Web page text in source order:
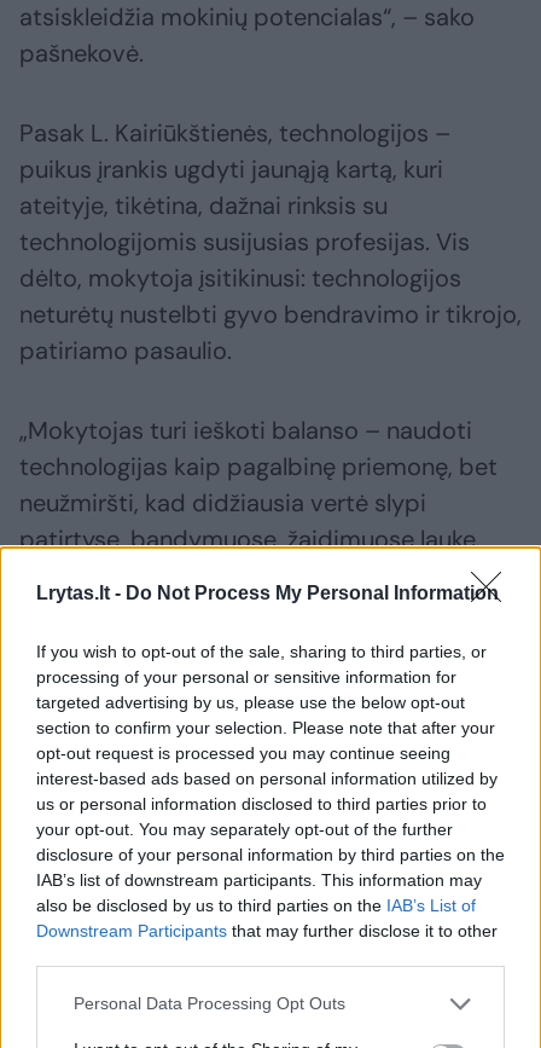
Lrytas.lt - Do Not Process My Personal Information
If you wish to opt-out of the sale, sharing to third parties, or
processing of your personal or sensitive information for
targeted advertising by us, please use the below opt-out
section to confirm your selection. Please note that after your
opt-out request is processed you may continue seeing
interest-based ads based on personal information utilized by
us or personal information disclosed to third parties prior to
your opt-out. You may separately opt-out of the further
disclosure of your personal information by third parties on the
IAB’s list of downstream participants. This information may
also be disclosed by us to third parties on the IAB’s List of
Downstream Participants that may further disclose it to other
Personal Data Processing Opt Outs
atsiskleidžia mokinių potencialas“, – sako
pašnekovė.
Pasak L. Kairiūkštienės, technologijos –
puikus įrankis ugdyti jaunąją kartą, kuri
ateityje, tikėtina, dažnai rinksis su
technologijomis susijusias profesijas. Vis
dėlto, mokytoja įsitikinusi: technologijos
neturėtų nustelbti gyvo bendravimo ir tikrojo,
patiriamo pasaulio.
„Mokytojas turi ieškoti balanso – naudoti
technologijas kaip pagalbinę priemonę, bet
neužmiršti, kad didžiausia vertė slypi
patirtyse, bandymuose, žaidimuose lauke.
eksperimentuoti, o ne tik žiūrėti į ekraną“, –
pabrėžia pedagogė.
L. Kairiūkštienė sako, kad jai svarbiausia –
matyti smalsumu degančias vaikų akis:
„Kai matau, kad mokinys domisi, jam įdomu,
– žinau, kad judame į priekį. Vaikus įkvepia
galimybė kurti, pasidalinti, būti išgirstiems.